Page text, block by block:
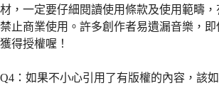
材，一定要仔細閱讀使用條款及使用範疇
禁止商業使用。許多創作者易遺漏音樂，
獲得授權喔！
Q4：如果不小心引用了有版權的內容，該